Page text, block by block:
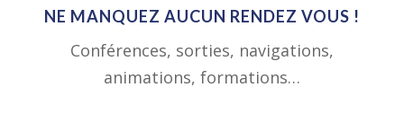
NE MANQUEZ AUCUN RENDEZ VOUS !
Conférences, sorties, navigations,
animations, formations…